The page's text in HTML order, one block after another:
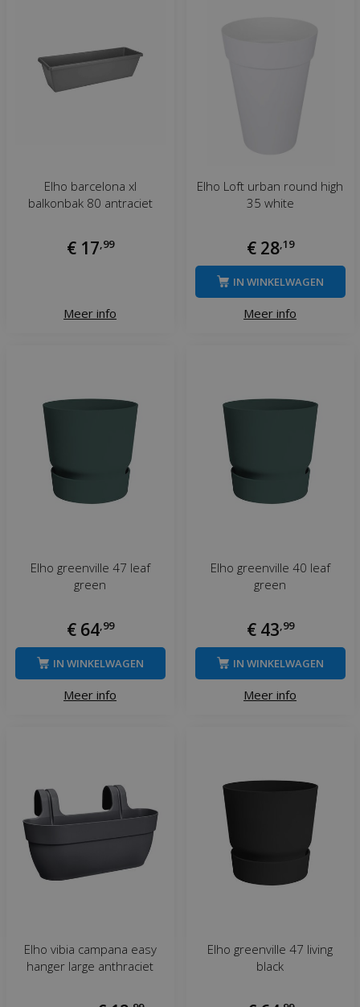
Elho barcelona xl
balkonbak 80 antraciet
€ 17 99
Meer info
Elho Loft urban round high
35 white
€ 28 19
Meer info
IN WINKELWAGEN
Elho greenville 47 leaf
green
€ 64 99
Meer info
IN WINKELWAGEN
Elho greenville 40 leaf
green
€ 43 99
Meer info
IN WINKELWAGEN
Elho vibia campana easy
hanger large anthraciet
Elho greenville 47 living
black